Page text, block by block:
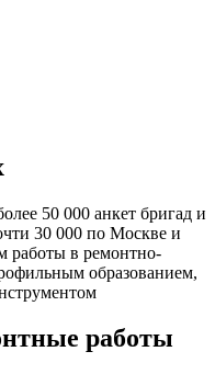
50 000 анкет бригад и
30 000 по Москве и
работы в ремонтно-
образованием,
работы